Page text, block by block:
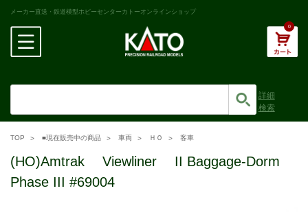
メーカー直送・鉄道模型ホビーセンターカトーオンラインショップ
0
詳細
検索
TOP ■現在販売中の商品 車両 ＨＯ 客車
(HO)Amtrak Viewliner II Baggage-Dorm
Phase III #69004